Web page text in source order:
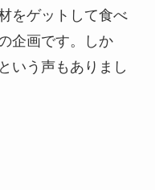
をゲットして食べ
企画です。しか
いう声もありまし